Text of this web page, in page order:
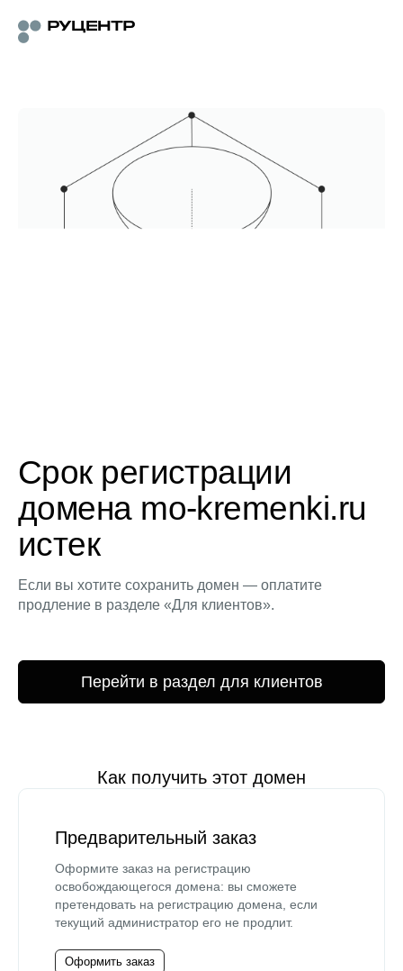
Срок регистрации
домена mo-kremenki.ru
истек
Если вы хотите сохранить домен — оплатите
продление в разделе «Для клиентов».
Перейти в раздел для клиентов
Как получить этот домен
Предварительный заказ
Оформите заказ на регистрацию
освобождающегося домена: вы сможете
претендовать на регистрацию домена, если
текущий администратор его не продлит.
Оформить заказ